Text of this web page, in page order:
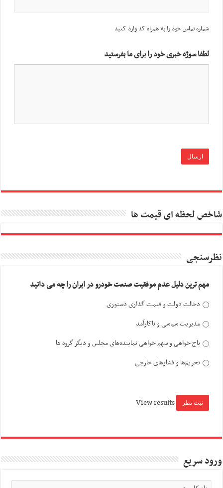
شماره تماس خود را به همراه کد وارد کنید
لطفا سوژه خبری خود را برای ما بفرستید
شاخص لحظه ای قیمت ها
نظرسنجی
مهم ترین دلیل عدم موفقیت صنعت خودرو در ایران را چه می دانید
دخالت دولت و قیمت گذاری دستوری
مدیریت سیاسی و ناکارآمد
باج خواهی و سهم خواهی نماینده‌های مجلس و دیگر گروه ها
تحریم‌ها و فشارهای خارجی
View results
ورود سریع